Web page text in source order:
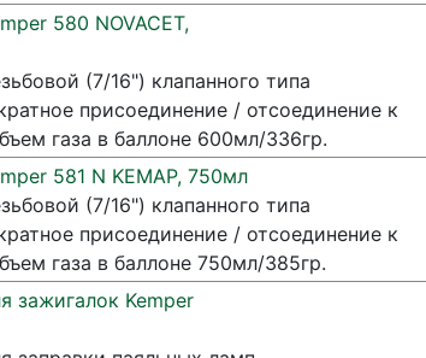
580 NOVACET,
(7/16") клапанного типа
присоединение / отсоединение к
газа в баллоне 600мл/336гр.
581 N KEMАР, 750мл
(7/16") клапанного типа
присоединение / отсоединение к
газа в баллоне 750мл/385гр.
зажигалок Kemper